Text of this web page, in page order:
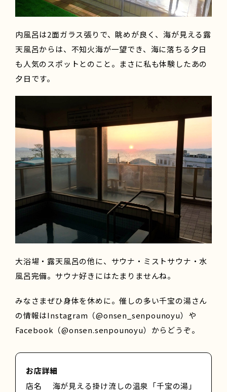
内風呂は2面ガラス張りで、眺めが良く、海が見える露
天風呂からは、不知火海が一望でき、海に落ちる夕日
も人気のスポットとのこと。まさに私も体験したあの
夕日です。
大浴場・露天風呂の他に、サウナ・ミストサウナ・水
風呂完備。サウナ好きにはたまりませんね。
みなさまぜひ身体を休めに。催しの多い千宝の湯さん
の情報はInstagram（@onsen_senpounoyu）や
Facebook（@onsen.senpounoyu）からどうぞ。
お店詳細
店名
海が見える掛け流しの温泉「千宝の湯」